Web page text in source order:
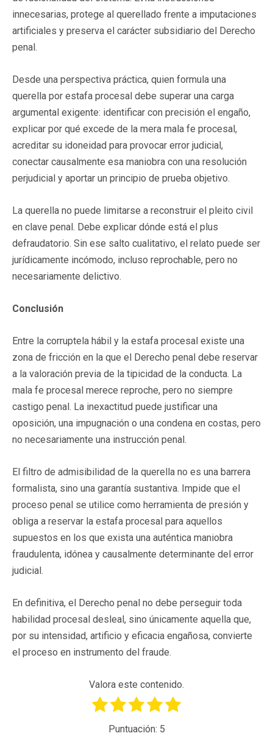
innecesarias, protege al querellado frente a imputaciones
artificiales y preserva el carácter subsidiario del Derecho
penal.
Desde una perspectiva práctica, quien formula una
querella por estafa procesal debe superar una carga
argumental exigente: identificar con precisión el engaño,
explicar por qué excede de la mera mala fe procesal,
acreditar su idoneidad para provocar error judicial,
conectar causalmente esa maniobra con una resolución
perjudicial y aportar un principio de prueba objetivo.
La querella no puede limitarse a reconstruir el pleito civil
en clave penal. Debe explicar dónde está el plus
defraudatorio. Sin ese salto cualitativo, el relato puede ser
jurídicamente incómodo, incluso reprochable, pero no
necesariamente delictivo.
Conclusión
Entre la corruptela hábil y la estafa procesal existe una
zona de fricción en la que el Derecho penal debe reservar
a la valoración previa de la tipicidad de la conducta. La
mala fe procesal merece reproche, pero no siempre
castigo penal. La inexactitud puede justificar una
oposición, una impugnación o una condena en costas, pero
no necesariamente una instrucción penal.
El filtro de admisibilidad de la querella no es una barrera
formalista, sino una garantía sustantiva. Impide que el
proceso penal se utilice como herramienta de presión y
obliga a reservar la estafa procesal para aquellos
supuestos en los que exista una auténtica maniobra
fraudulenta, idónea y causalmente determinante del error
judicial.
En definitiva, el Derecho penal no debe perseguir toda
habilidad procesal desleal, sino únicamente aquella que,
por su intensidad, artificio y eficacia engañosa, convierte
el proceso en instrumento del fraude.
Valora este contenido.
Puntuación: 5